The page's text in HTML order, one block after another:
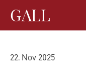
GALL
22. Nov 2025